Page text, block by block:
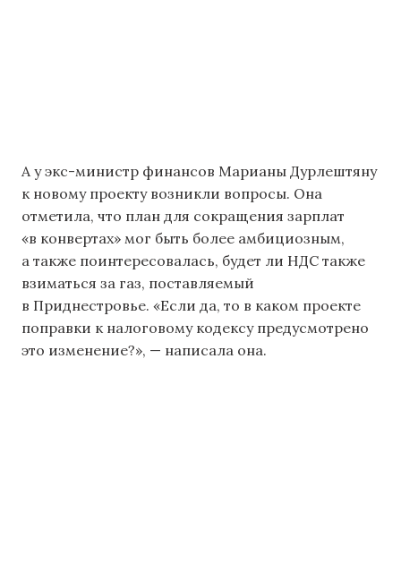
А у экс-министр финансов Марианы Дурлештяну
к новому проекту возникли вопросы. Она
отметила, что план для сокращения зарплат
«в конвертах» мог быть более амбициозным,
а также поинтересовалась, будет ли НДС также
взиматься за газ, поставляемый
в Приднестровье. «Если да, то в каком проекте
поправки к налоговому кодексу предусмотрено
это изменение?», — написала она.